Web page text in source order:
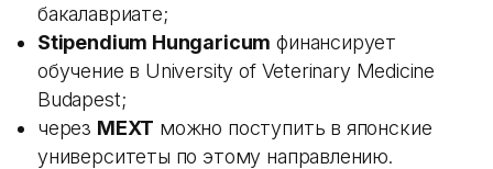
бакалавриате;
Stipendium Hungaricum финансирует
обучение в University of Veterinary Medicine
Budapest;
через MEXT можно поступить в японские
университеты по этому направлению.